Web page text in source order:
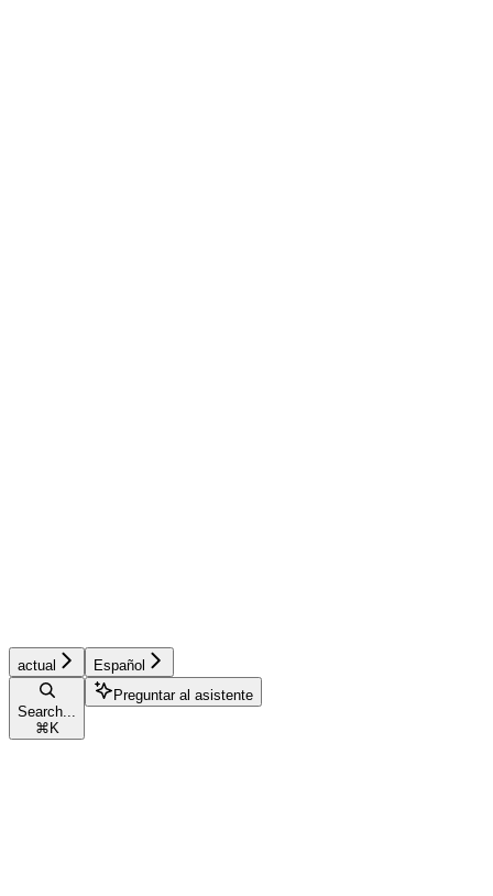
actual Español
Search...
⌘ K
Preguntar al asistente